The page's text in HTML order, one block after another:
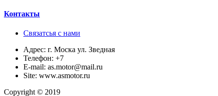
Контакты
Связатсья с нами
Адрес: г. Моска ул. Зведная
Телефон: +7
E-mail: as.motor@mail.ru
Site: www.asmotor.ru
Copyright © 2019